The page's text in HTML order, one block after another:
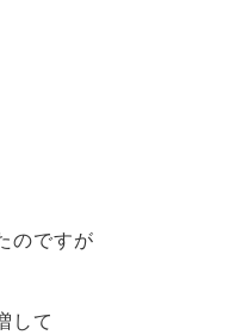
のですが
して